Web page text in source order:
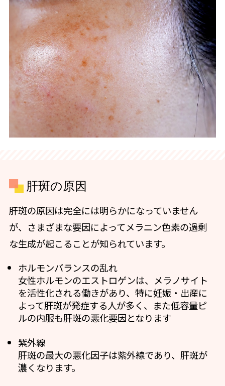
肝斑の原因
肝斑の原因は完全には明らかになっていません
が、さまざまな要因によってメラニン色素の過剰
な生成が起こることが知られています。
ホルモンバランスの乱れ
女性ホルモンのエストロゲンは、メラノサイト
を活性化される働きがあり、特に妊娠・出産に
よって肝斑が発症する人が多く、また低容量ピ
ルの内服も肝斑の悪化要因となります
紫外線
肝斑の最大の悪化因子は紫外線であり、肝斑が
濃くなります。